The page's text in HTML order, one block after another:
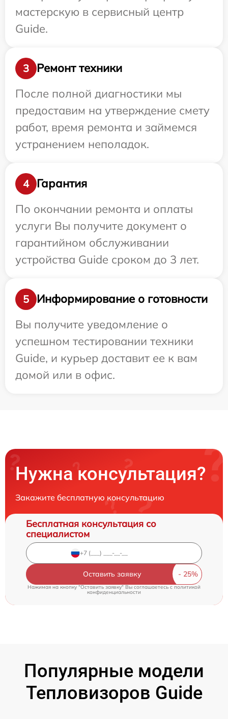
мастерскую в сервисный центр
Guide.
3
Ремонт техники
После полной диагностики мы
предоставим на утверждение смету
работ, время ремонта и займемся
устранением неполадок.
4
Гарантия
По окончании ремонта и оплаты
услуги Вы получите документ о
гарантийном обслуживании
устройства Guide сроком до 3 лет.
5
Информирование о готовности
Вы получите уведомление о
успешном тестировании техники
Guide, и курьер доставит ее к вам
домой или в офис.
Нужна консультация?
Закажите бесплатную консультацию
Бесплатная консультация со
специалистом
Оставить заявку
Нажимая на кнопку "Оставить заявку" Вы соглашаетесь cполитикой
конфиденциальности
Популярные модели
Тепловизоров Guide